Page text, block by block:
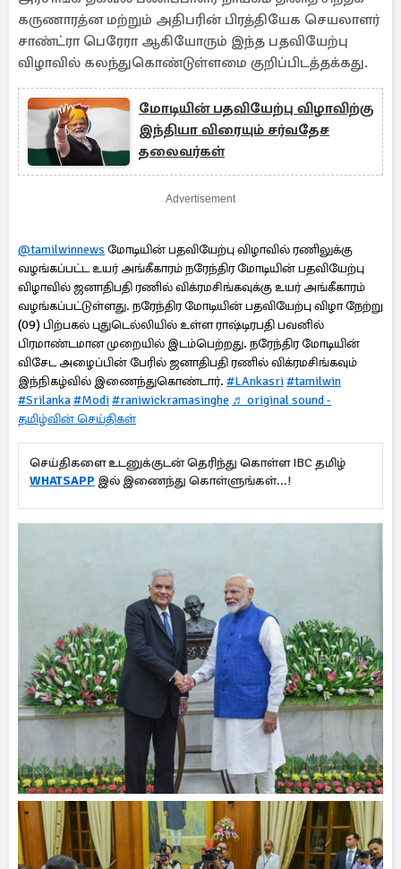
கருணாரத்ன மற்றும் அதிபரின் பிரத்தியேக செயலாளர்
சாண்ட்ரா பெரேரா ஆகியோரும் இந்த பதவியேற்பு
விழாவில் கலந்துகொண்டுள்ளமை குறிப்பிடத்தக்கது.
மோடியின் பதவியேற்பு விழாவிற்கு
இந்தியா விரையும் சர்வதேச
தலைவர்கள்
Advertisement
@tamilwinnews மோடியின் பதவியேற்பு விழாவில் ரணிலுக்கு
வழங்கப்பட்ட உயர் அங்கீகாரம் நரேந்திர மோடியின் பதவியேற்பு
விழாவில் ஜனாதிபதி ரணில் விக்ரமசிங்கவுக்கு உயர் அங்கீகாரம்
வழங்கப்பட்டுள்ளது. நரேந்திர மோடியின் பதவியேற்பு விழா நேற்று
(09) பிற்பகல் புதுடெல்லியில் உள்ள ராஷ்டிரபதி பவனில்
பிரமாண்டமான முறையில் இடம்பெற்றது. நரேந்திர மோடியின்
விசேட அழைப்பின் பேரில் ஜனாதிபதி ரணில் விக்ரமசிங்கவும்
இந்நிகழ்வில் இணைந்துகொண்டார். #LAnkasri#tamilwin
#Srilanka#Modi#raniwickramasinghe ♬ original sound -
தமிழ்வின் செய்திகள்
செய்திகளை உடனுக்குடன் தெரிந்து கொள்ள IBC தமிழ்
WHATSAPP இல் இணைந்து கொள்ளுங்கள்...!